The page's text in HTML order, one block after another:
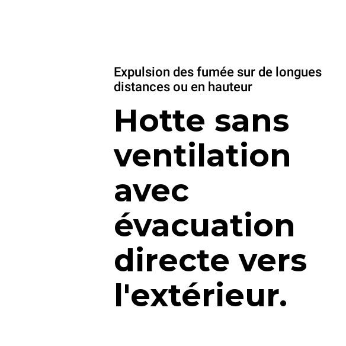
Expulsion des fumée sur de longues
distances ou en hauteur
Hotte sans
ventilation
avec
évacuation
directe vers
l'extérieur.